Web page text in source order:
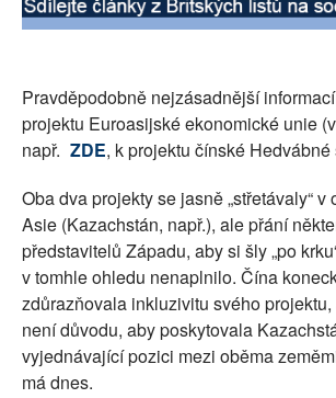
Pravděpodobně nejzásadnější
projektu Euroasijské ekonomické unie
např. ZDE, k projektu čínské Hedvábné
Oba dva projekty se jasně „střetávaly“ v
Asie (Kazachstán, např.), ale přání
představitelů Západu, aby si šly „po
v tomhle ohledu nenaplnilo. Čína
zdůrazňovala inkluzivitu svého
není důvodu, aby poskytovala
vyjednávající pozici mezi oběma
má dnes.